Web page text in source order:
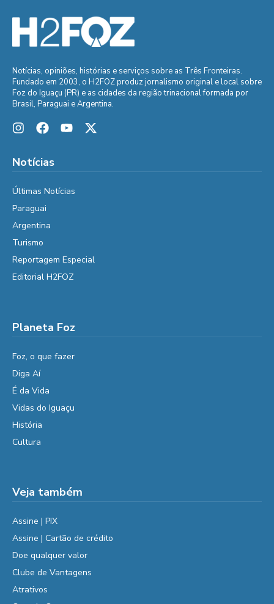
Notícias, opiniões, histórias e serviços sobre as Três Fronteiras.
Fundado em 2003, o H2FOZ produz jornalismo original e local sobre
Foz do Iguaçu (PR) e as cidades da região trinacional formada por
Brasil, Paraguai e Argentina.
Notícias
Últimas Notícias
Paraguai
Argentina
Turismo
Reportagem Especial
Editorial H2FOZ
Planeta Foz
Foz, o que fazer
Diga Aí
É da Vida
Vidas do Iguaçu
História
Cultura
Veja também
Assine | PIX
Assine | Cartão de crédito
Doe qualquer valor
Clube de Vantagens
Atrativos